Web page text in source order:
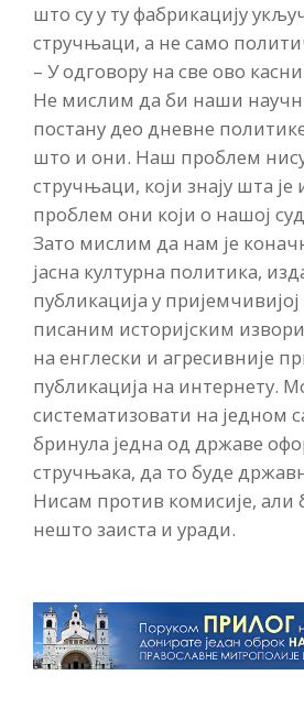
што су у ту фабрикацију
стручњаци, а не само
– У одговору на све ово
Не мислим да би наши
постану део дневне
што и они. Наш проблем
стручњаци, који знају шта је
проблем они који о нашој
Зато мислим да нам је
јасна културна политика,
публикација у
писаним историјским
на енглески и агресивније
публикација на интернету.
систематизовати на једном
бринула једна од државе
стручњака, да то буде
Нисам против комисије, али
нешто заиста и уради.